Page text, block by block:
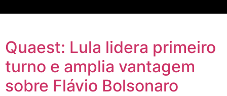
Quaest: Lula lidera primeiro
turno e amplia vantagem
sobre Flávio Bolsonaro